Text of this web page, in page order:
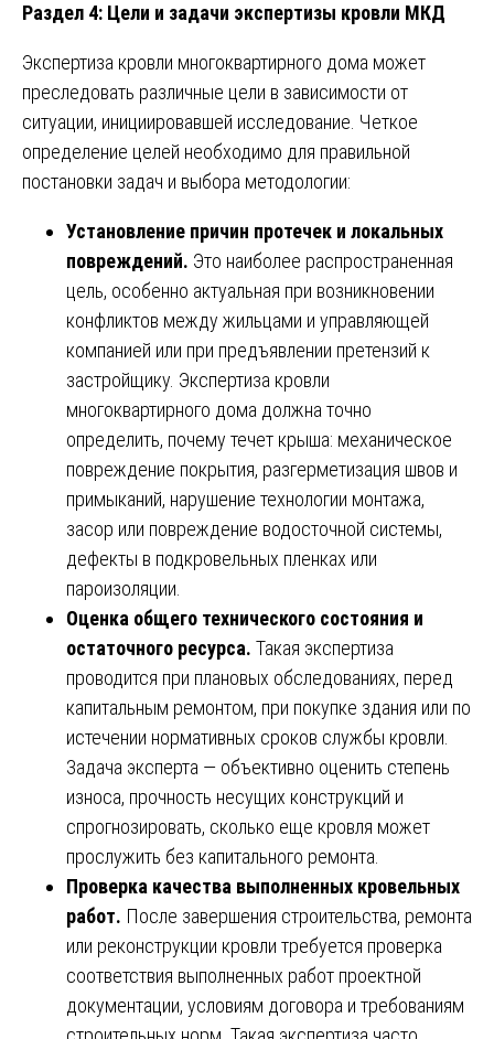
Раздел 4: Цели и задачи экспертизы кровли МКД
Экспертиза кровли многоквартирного дома может
преследовать различные цели в зависимости от
ситуации, инициировавшей исследование. Четкое
определение целей необходимо для правильной
постановки задач и выбора методологии:
Установление причин протечек и локальных
повреждений. Это наиболее распространенная
цель, особенно актуальная при возникновении
конфликтов между жильцами и управляющей
компанией или при предъявлении претензий к
застройщику. Экспертиза кровли
многоквартирного дома должна точно
определить, почему течет крыша: механическое
повреждение покрытия, разгерметизация швов и
примыканий, нарушение технологии монтажа,
засор или повреждение водосточной системы,
дефекты в подкровельных пленках или
пароизоляции.
Оценка общего технического состояния и
остаточного ресурса. Такая экспертиза
проводится при плановых обследованиях, перед
капитальным ремонтом, при покупке здания или по
истечении нормативных сроков службы кровли.
Задача эксперта — объективно оценить степень
износа, прочность несущих конструкций и
спрогнозировать, сколько еще кровля может
прослужить без капитального ремонта.
Проверка качества выполненных кровельных
работ. После завершения строительства, ремонта
или реконструкции кровли требуется проверка
соответствия выполненных работ проектной
документации, условиям договора и требованиям